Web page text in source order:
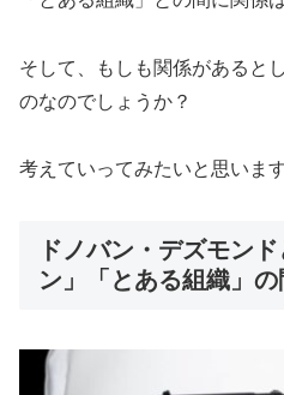
そして、もしも関係があると
のなのでしょうか？
考えていってみたいと思います
ドノバン・デズモン
ン」「とある組織」の